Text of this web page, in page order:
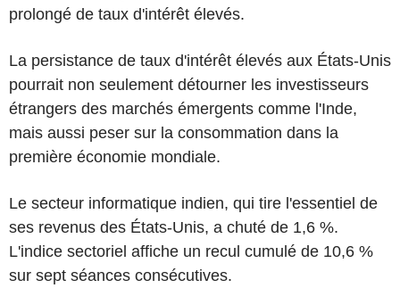
prolongé de taux d'intérêt élevés.
La persistance de taux d'intérêt élevés aux États-Unis
pourrait non seulement détourner les investisseurs
étrangers des marchés émergents comme l'Inde,
mais aussi peser sur la consommation dans la
première économie mondiale.
Le secteur informatique indien, qui tire l'essentiel de
ses revenus des États-Unis, a chuté de 1,6 %.
L'indice sectoriel affiche un recul cumulé de 10,6 %
sur sept séances consécutives.